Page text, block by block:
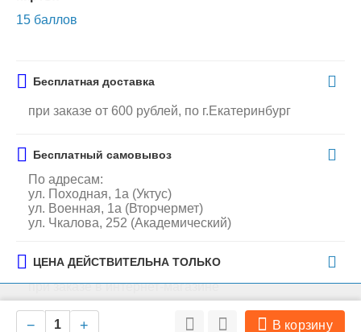
15 баллов
+
− В корзину
Бесплатная доставка
при заказе от 600 рублей, по г.Екатеринбург
Бесплатный самовывоз
По адресам:
ул. Походная, 1а (Уктус)
ул. Военная, 1а (Вторчермет)
ул. Чкалова, 252 (Академический)
ЦЕНА ДЕЙСТВИТЕЛЬНА ТОЛЬКО
при заказе в интернет-магазине
технического характера. Совершая любые действия на сайте, вы
соглашаетесь с политикой обработки персональных данных
Ок